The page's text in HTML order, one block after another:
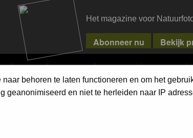
Het magazine voor
PIXPAS MAGAZINE WEBSHOP CONTACT
behoren te laten functioneren en om het
geanonimiseerd en niet te herleiden naar IP
to log in.